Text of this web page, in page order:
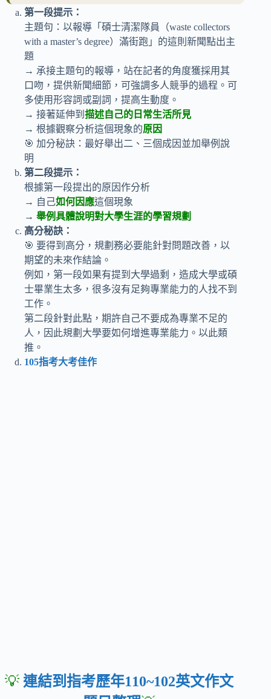
第一段提示：
主題句：以報導「碩士清潔隊員（waste collectors
with a master’s degree）滿街跑」的這則新聞點出主
題
→ 承接主題句的報導，站在記者的角度獲採用其
口吻，提供新聞細節，可強調多人競爭的過程。可
多使用形容詞或副詞，提高生動度。
→ 接著延伸到 描述自己的日常生活所見
→ 根據觀察分析這個現象的原因
🎯 加分秘訣：最好舉出二、三個成因並加舉例說
明
第二段提示：
根據第一段提出的原因作分析
→ 自己如何因應這個現象
→ 舉例具體說明對大學生涯的學習規劃
高分秘訣：
🎯 要得到高分，規劃務必要能針對問題改善，以
期望的未來作結論。
例如，第一段如果有提到大學過剩，造成大學或碩
士畢業生太多，很多沒有足夠專業能力的人找不到
工作。
第二段針對此點，期許自己不要成為專業不足的
人，因此規劃大學要如何增進專業能力。以此類
推。
105指考大考佳作
💡連結到指考歷年110~102英文作文